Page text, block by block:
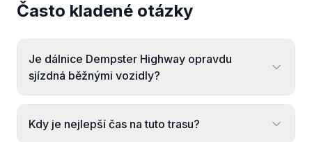
Často kladené otázky
Je dálnice Dempster Highway opravdu
sjízdná běžnými vozidly?
Kdy je nejlepší čas na tuto trasu?